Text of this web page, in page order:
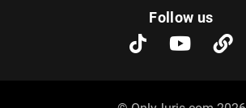
Follow us